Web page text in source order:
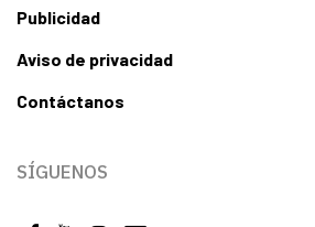
Publicidad
Aviso de privacidad
Contáctanos
SÍGUENOS